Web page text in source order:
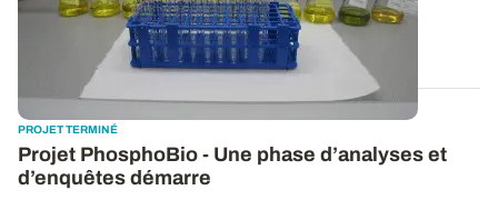
permet véritablement de...
PROJET TERMINÉ
Projet PhosphoBio - Une phase d’analyses et
d’enquêtes démarre